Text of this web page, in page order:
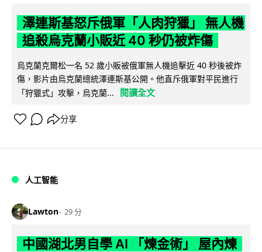
澤連斯基怒斥俄軍「人肉狩獵」 無人機
追殺烏克蘭小販近 40 秒仍被炸傷
烏克蘭克爾松一名 52 歲小販被俄軍無人機追擊近 40 秒後被炸
傷，影片由烏克蘭總統澤連斯基公開。他直斥俄軍對平民進行
「狩獵式」攻擊，烏克蘭...
閱讀全文
分享
人工智能
Lawton 29 分
中國湖北男自學 AI 「煉金術」 屋內煉